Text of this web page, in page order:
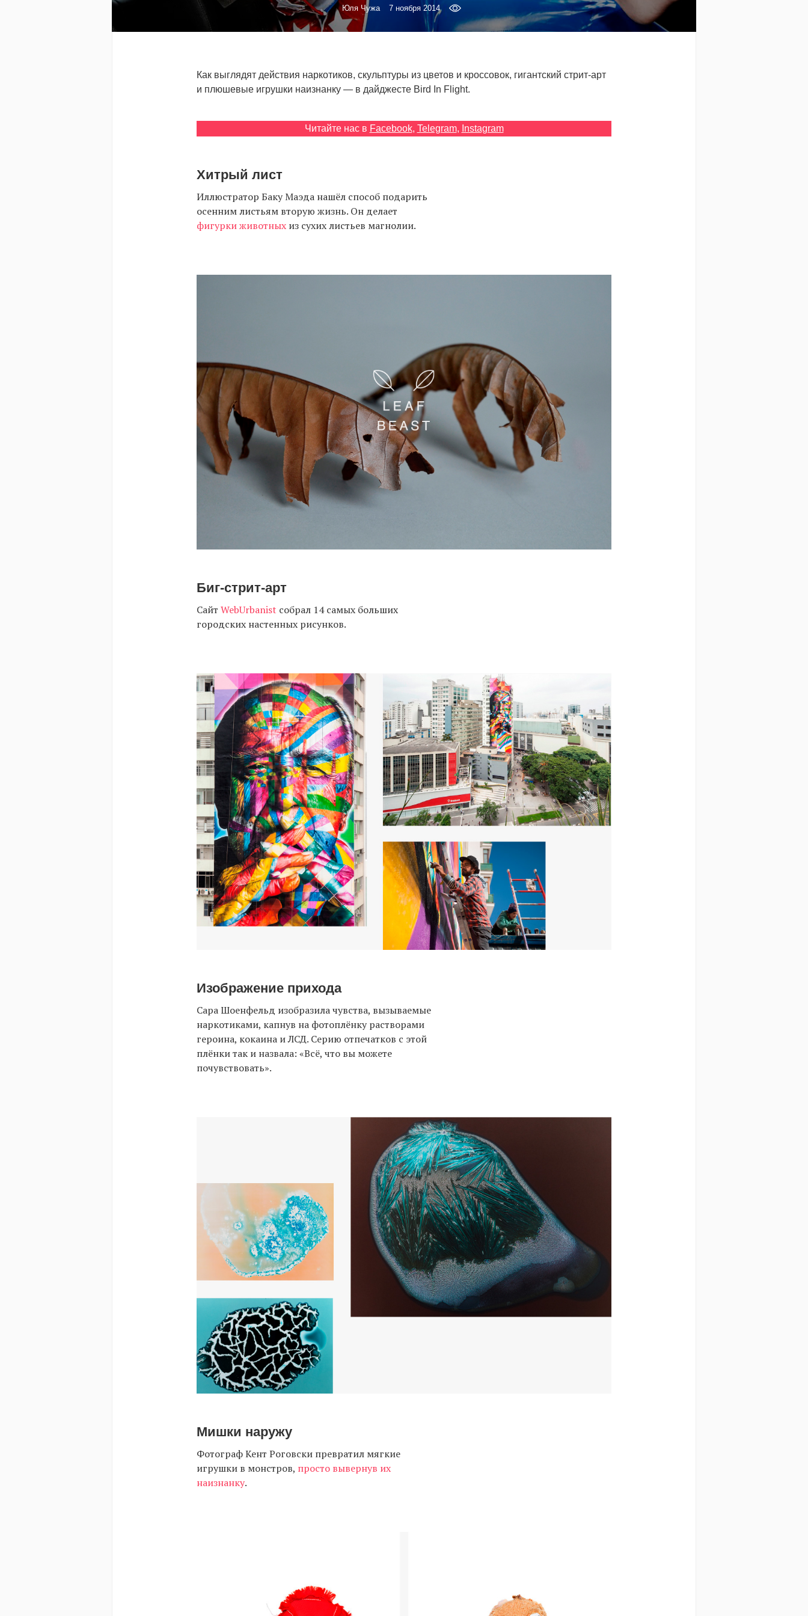
Юля Чужа 7 ноября 2014
Как выглядят действия наркотиков, скульптуры из цветов и кроссовок, гигантский стрит-арт
и плюшевые игрушки наизнанку — в дайджесте Bird In Flight.
Читайте нас в Facebook, Telegram, Instagram
Хитрый лист
Иллюстратор Баку Маэда нашёл способ подарить
осенним листьям вторую жизнь. Он делает
фигурки животных из сухих листьев магнолии.
Биг-стрит-арт
Сайт WebUrbanist собрал 14 самых больших
городских настенных рисунков.
Изображение прихода
Сара Шоенфельд изобразила чувства, вызываемые
наркотиками, капнув на фотоплёнку растворами
героина, кокаина и ЛСД. Серию отпечатков с этой
плёнки так и назвала: «Всё, что вы можете
почувствовать».
Мишки наружу
Фотограф Кент Роговски превратил мягкие
игрушки в монстров, просто вывернув их
наизнанку.